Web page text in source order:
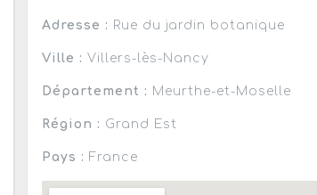
Adresse : Rue du jardin botanique
Ville : Villers-lès-Nancy
Département : Meurthe-et-Moselle
Région : Grand Est
Pays : France